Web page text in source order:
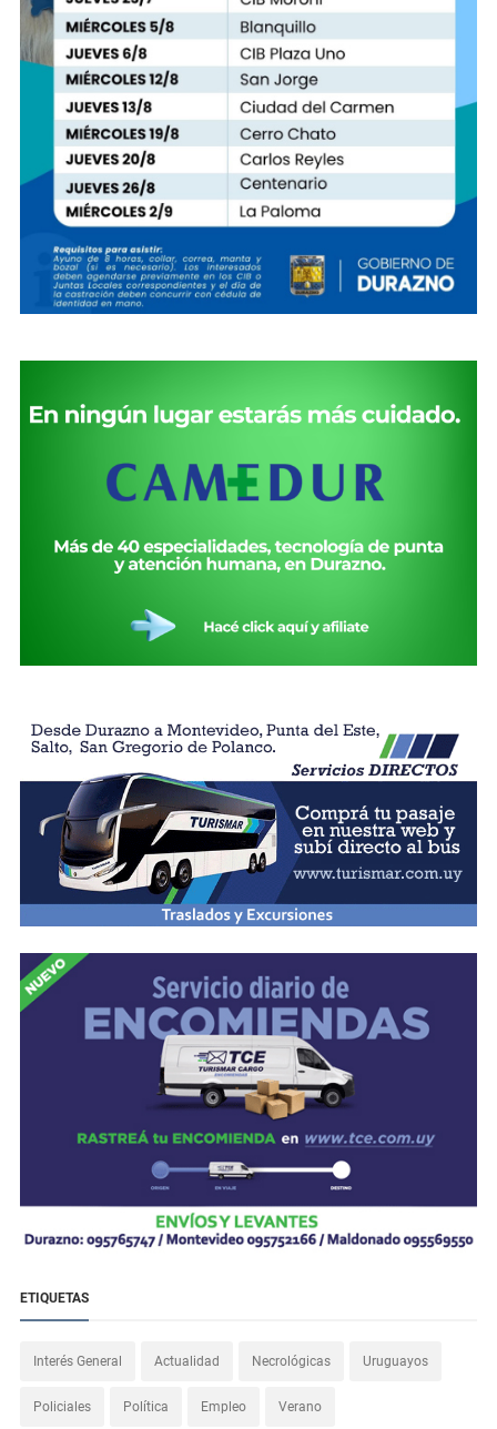
ETIQUETAS
Interés General Actualidad Necrológicas Uruguayos
Policiales Política Empleo Verano